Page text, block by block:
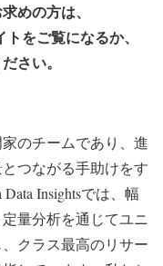
めの方は、
をご覧になるか、
さい。
のチームであり、進
つながる手助けをす
Insightsでは、幅
量分析を通じてユニ
クラス最高のリサー